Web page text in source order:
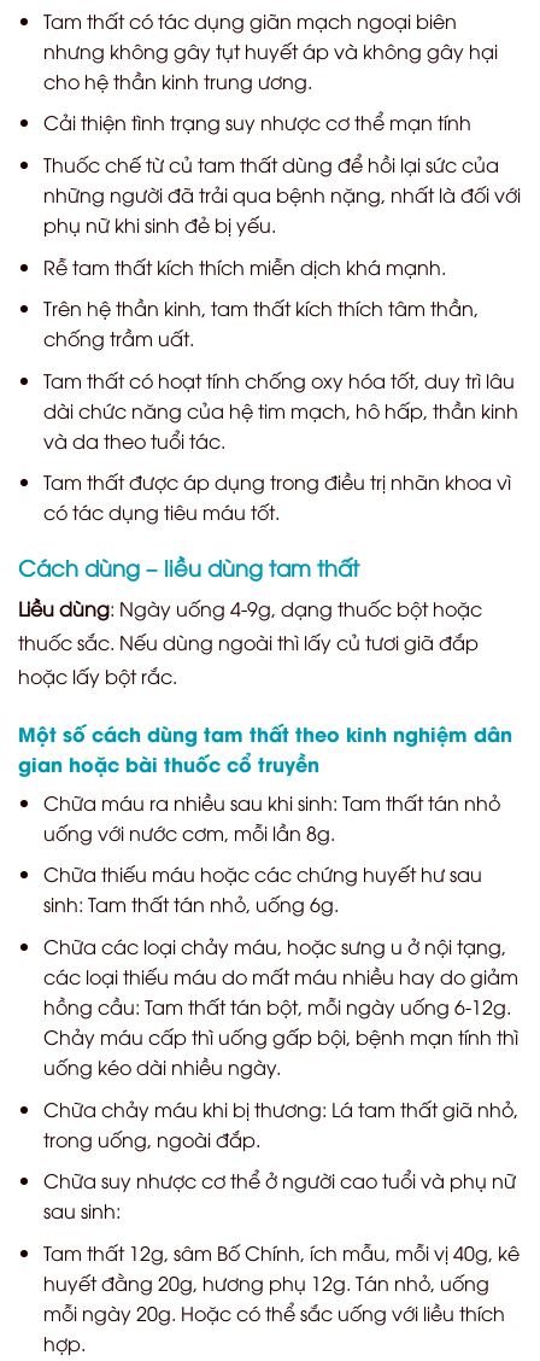
Tam thất có tác dụng giãn mạch ngoại biên
nhưng không gây tụt huyết áp và không gây hại
cho hệ thần kinh trung ương.
Cải thiện tình trạng suy nhược cơ thể mạn tính
Thuốc chế từ củ tam thất dùng để hồi lại sức của
những người đã trải qua bệnh nặng, nhất là đối với
phụ nữ khi sinh đẻ bị yếu.
Rễ tam thất kích thích miễn dịch khá mạnh.
Trên hệ thần kinh, tam thất kích thích tâm thần,
chống trầm uất.
Tam thất có hoạt tính chống oxy hóa tốt, duy trì lâu
dài chức năng của hệ tim mạch, hô hấp, thần kinh
và da theo tuổi tác.
Tam thất được áp dụng trong điều trị nhãn khoa vì
có tác dụng tiêu máu tốt.
Cách dùng – liều dùng tam thất
Liều dùng: Ngày uống 4-9g, dạng thuốc bột hoặc
thuốc sắc. Nếu dùng ngoài thì lấy củ tươi giã đắp
hoặc lấy bột rắc.
Một số cách dùng tam thất theo kinh nghiệm dân
gian hoặc bài thuốc cổ truyền
Chữa máu ra nhiều sau khi sinh: Tam thất tán nhỏ
uống với nước cơm, mỗi lần 8g.
Chữa thiếu máu hoặc các chứng huyết hư sau
sinh: Tam thất tán nhỏ, uống 6g.
Chữa các loại chảy máu, hoặc sưng u ở nội tạng,
các loại thiếu máu do mất máu nhiều hay do giảm
hồng cầu: Tam thất tán bột, mỗi ngày uống 6-12g.
Chảy máu cấp thì uống gấp bội, bệnh mạn tính thì
uống kéo dài nhiều ngày.
Chữa chảy máu khi bị thương: Lá tam thất giã nhỏ,
trong uống, ngoài đắp.
Chữa suy nhược cơ thể ở người cao tuổi và phụ nữ
sau sinh:
Tam thất 12g, sâm Bố Chính, ích mẫu, mỗi vị 40g, kê
huyết đằng 20g, hương phụ 12g. Tán nhỏ, uống
mỗi ngày 20g. Hoặc có thể sắc uống với liều thích
hợp.